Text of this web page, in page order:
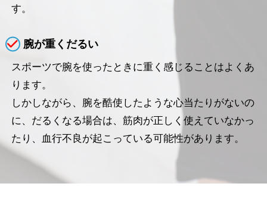
す。
腕が重くだるい
スポーツで腕を使ったときに重く感じることはよくあ
ります。
しかしながら、腕を酷使したような心当たりがないの
に、だるくなる場合は、筋肉が正しく使えていなかっ
たり、血行不良が起こっている可能性があります。